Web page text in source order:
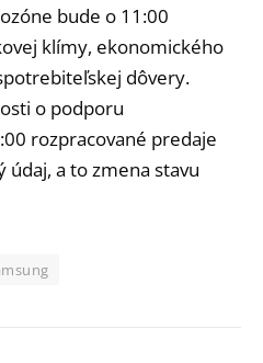
bude o 11:00
klímy, ekonomického
dôvery.
o podporu
rozpracované predaje
údaj, a to zmena stavu